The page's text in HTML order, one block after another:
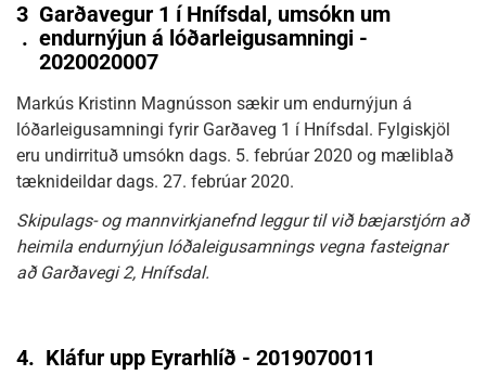
3
.
Garðavegur 1 í Hnífsdal, umsókn um
endurnýjun á lóðarleigusamningi -
2020020007
Markús Kristinn Magnússon sækir um endurnýjun á
lóðarleigusamningi fyrir Garðaveg 1 í Hnífsdal. Fylgiskjöl
eru undirrituð umsókn dags. 5. febrúar 2020 og mæliblað
tæknideildar dags. 27. febrúar 2020.
Skipulags- og mannvirkjanefnd leggur til við bæjarstjórn að
heimila endurnýjun lóðaleigusamnings vegna fasteignar
að Garðavegi 2, Hnífsdal.
4. Kláfur upp Eyrarhlíð - 2019070011